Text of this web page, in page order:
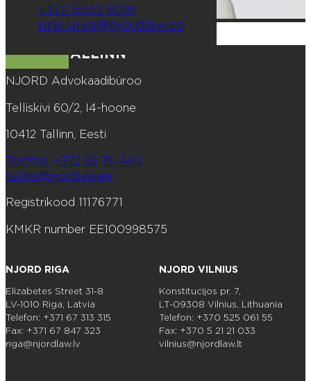
+372 5332 8216
sirle.urva@njordlaw.ee
NJORD TALLINN
NJORD Advokaadibüroo
Telliskivi 60/2, I4-hoone
10412 Tallinn, Eesti
Telefon: +372 66 76 440
tallinn@njordlaw.ee
Registrikood 11176771
KMKR number EE100998575
NJORD RIGA
Elizabetes Street 31-8
LV-1010 Riga, Latvia
Telefon: +371 67 313 315
Fax: +371 67 847 323
riga@njordlaw.lv
NJORD VILNIUS
Konstitucijos pr. 7,
LT-09308 Vilnius, Lithuania
Telefon: +370 525 061 55
Fax: +370 5 21 21 033
vilnius@njordlaw.lt